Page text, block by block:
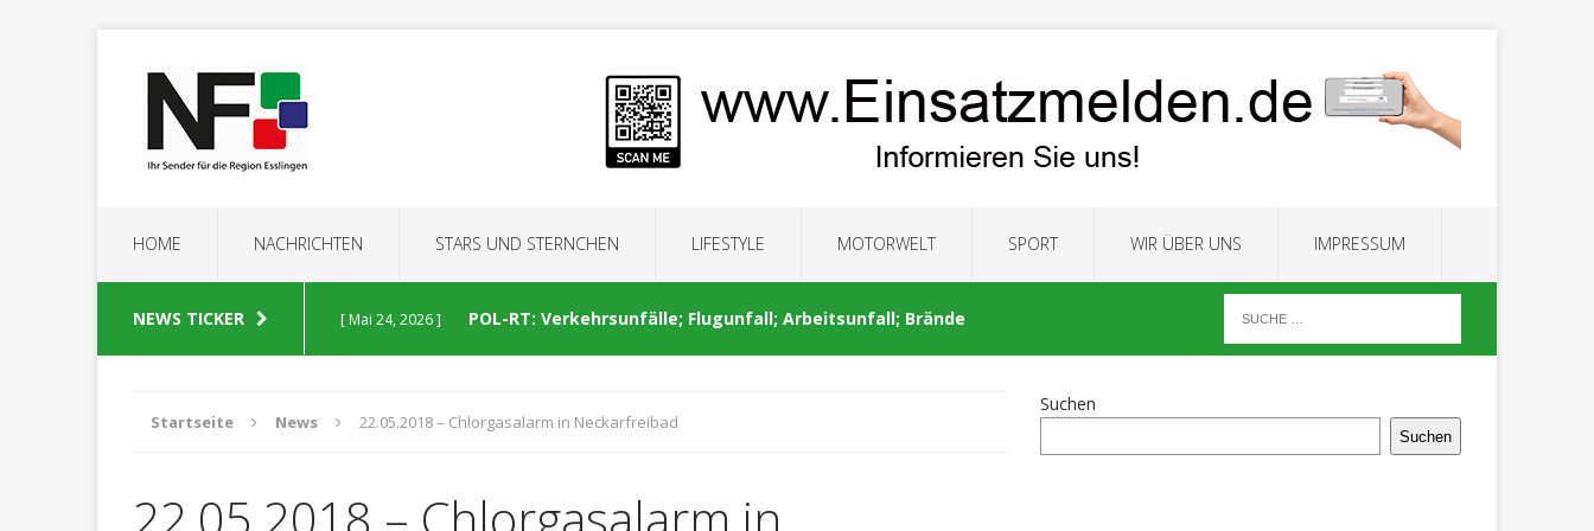
HOME NACHRICHTEN STARS UND STERNCHEN LIFESTYLE MOTORWELT SPORT WIR ÜBER UNS IMPRESSUM
NEWS TICKER [ Mai 24, 2026 ] POL-RT: Verkehrsunfälle; Flugunfall; Arbeitsunfall; Brände
POLIZEIBERICHTE
Startseite News 22.05.2018 – Chlorgasalarm in Neckarfreibad
Suchen
Suchen